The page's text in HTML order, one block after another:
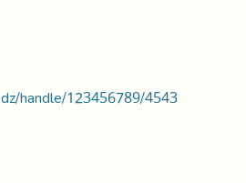
handle/123456789/4543